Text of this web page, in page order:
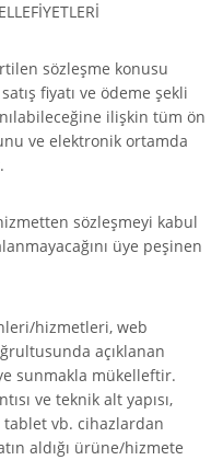
sözleşme konusu
fiyatı ve ödeme şekli
ilişkin tüm ön
ve elektronik ortamda
sözleşmeyi kabul
üye peşinen
hizmetleri, web
açıklanan
sunmakla mükelleftir.
ve teknik alt yapısı,
tablet vb. cihazlardan
aldığı ürüne/hizmete